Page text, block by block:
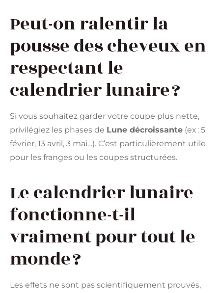
Peut-on ralentir la
pousse des cheveux en
respectant le
calendrier lunaire ?
Si vous souhaitez garder votre coupe plus nette,
privilégiez les phases de Lune décroissante (ex : 5
février, 13 avril, 3 mai…). C’est particulièrement utile
pour les franges ou les coupes structurées.
Le calendrier lunaire
fonctionne-t-il
vraiment pour tout le
monde ?
Les effets ne sont pas scientifiquement prouvés,